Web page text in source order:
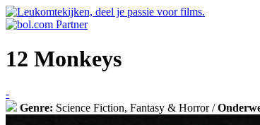
12 Monkeys
-
Genre: Science Fiction, Fantasy & Horror /